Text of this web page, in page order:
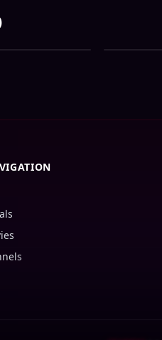
Bangla All Serial
Zip
2026 Zip